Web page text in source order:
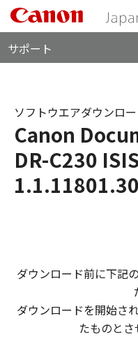
サポート
Canon
DR-C230
ソフトウエアダウンロ
ダウンロード前に下記
ダウンロードを開始さ
たものとさ